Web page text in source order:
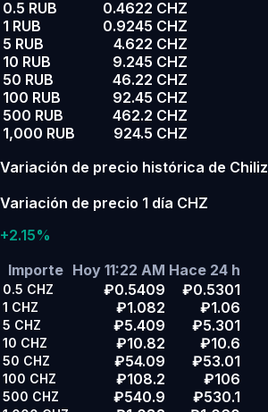
0.5 RUB
0.4622 CHZ
1 RUB
0.9245 CHZ
5 RUB
4.622 CHZ
10 RUB
9.245 CHZ
50 RUB
46.22 CHZ
100 RUB
92.45 CHZ
500 RUB
462.2 CHZ
1,000 RUB
924.5 CHZ
Variación de precio histórica de Chiliz
Variación de precio 1 día CHZ
+2.15%
Importe Hoy 11:22 AM Hace 24 h
0.5 CHZ ₽0.5409 ₽0.5301
1 CHZ ₽1.082 ₽1.06
5 CHZ ₽5.409 ₽5.301
10 CHZ ₽10.82 ₽10.6
50 CHZ ₽54.09 ₽53.01
100 CHZ ₽108.2 ₽106
500 CHZ ₽540.9 ₽530.1